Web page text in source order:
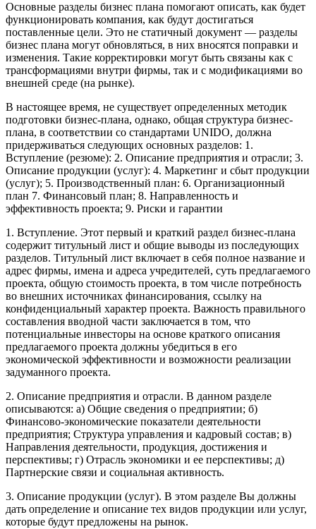
Основные разделы бизнес плана помогают описать, как будет
функционировать компания, как будут достигаться
поставленные цели. Это не статичный документ — разделы
бизнес плана могут обновляться, в них вносятся поправки и
изменения. Такие корректировки могут быть связаны как с
трансформациями внутри фирмы, так и с модификациями во
внешней среде (на рынке).
В настоящее время, не существует определенных методик
подготовки бизнес-плана, однако, общая структура бизнес-
плана, в соответствии со стандартами UNIDO, должна
придерживаться следующих основных разделов: 1.
Вступление (резюме): 2. Описание предприятия и отрасли; 3.
Описание продукции (услуг): 4. Маркетинг и сбыт продукции
(услуг); 5. Производственный план: 6. Организационный
план 7. Финансовый план; 8. Направленность и
эффективность проекта; 9. Риски и гарантии
1. Вступление. Этот первый и краткий раздел бизнес-плана
содержит титульный лист и общие выводы из последующих
разделов. Титульный лист включает в себя полное название и
адрес фирмы, имена и адреса учредителей, суть предлагаемого
проекта, общую стоимость проекта, в том числе потребность
во внешних источниках финансирования, ссылку на
конфиденциальный характер проекта. Важность правильного
составления вводной части заключается в том, что
потенциальные инвесторы на основе краткого описания
предлагаемого проекта должны убедиться в его
экономической эффективности и возможности реализации
задуманного проекта.
2. Описание предприятия и отрасли. В данном разделе
описываются: а) Общие сведения о предприятии; б)
Финансово-экономические показатели деятельности
предприятия; Структура управления и кадровый состав; в)
Направления деятельности, продукция, достижения и
перспективы; г) Отрасль экономики и ее перспективы; д)
Партнерские связи и социальная активность.
3. Описание продукции (услуг). В этом разделе Вы должны
дать определение и описание тех видов продукции или услуг,
которые будут предложены на рынок.